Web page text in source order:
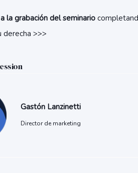
la grabación del seminario
derecha >>>
Gastón Lanzinetti
Director de marketing